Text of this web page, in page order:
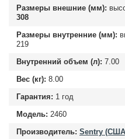
Размеры внешние (мм):
308
Размеры внутренние (мм):
219
Внутренний объем (л): 7.00
Вес (кг): 8.00
Гарантия: 1 год
Модель: 2460
Производитель: Sentry